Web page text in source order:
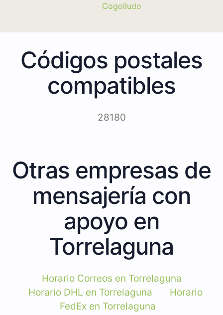
Cogolludo
Códigos postales
compatibles
28180
Otras empresas de
mensajería con
apoyo en
Torrelaguna
Horario Correos en Torrelaguna
Horario DHL en Torrelaguna
Horario
FedEx en Torrelaguna